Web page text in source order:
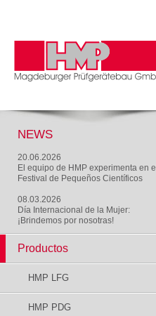
NEWS
20.06.2026
El equipo de HMP experimenta en el
Festival de Pequeños Científicos
08.03.2026
Día Internacional de la Mujer:
¡Brindemos por nosotras!
Productos
HMP LFG
HMP PDG